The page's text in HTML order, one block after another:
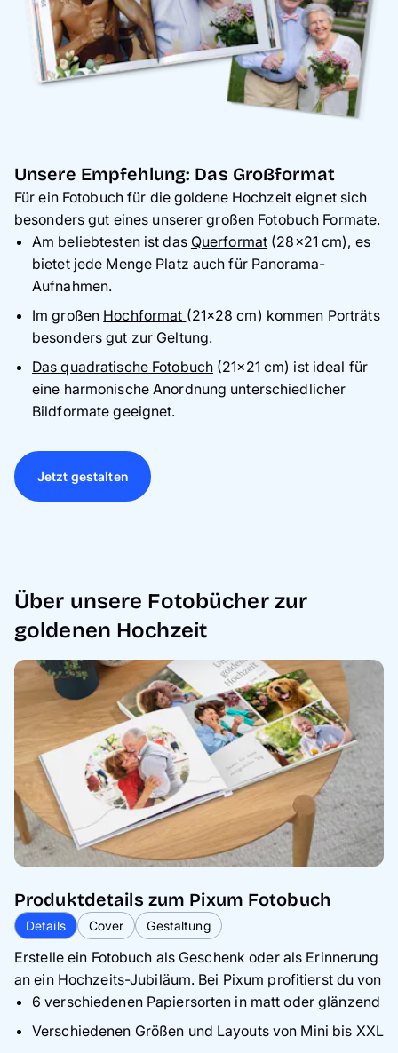
Unsere Empfehlung: Das Großformat
Für ein Fotobuch für die goldene Hochzeit eignet sich
besonders gut eines unserergroßen Fotobuch Formate.
Am beliebtesten ist das Querformat (28x21 cm), es
bietet jede Menge Platz auch für Panorama-
Aufnahmen.
Im großen Hochformat (21x28 cm) kommen Porträts
besonders gut zur Geltung.
Das quadratische Fotobuch (21x21 cm) ist ideal für
eine harmonische Anordnung unterschiedlicher
Bildformate geeignet.
Jetzt gestalten
Über unsere Fotobücher zur
goldenen Hochzeit
Produktdetails zum Pixum Fotobuch
Details Cover Gestaltung
Erstelle ein Fotobuch als Geschenk oder als Erinnerung
an ein Hochzeits-Jubiläum. Bei Pixum profitierst du von
6 verschiedenen Papiersorten in matt oder glänzend
Verschiedenen Größen und Layouts von Mini bis XXL